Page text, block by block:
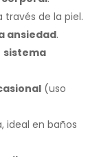
través de la piel.
ansiedad.
sistema
(uso
ideal en baños